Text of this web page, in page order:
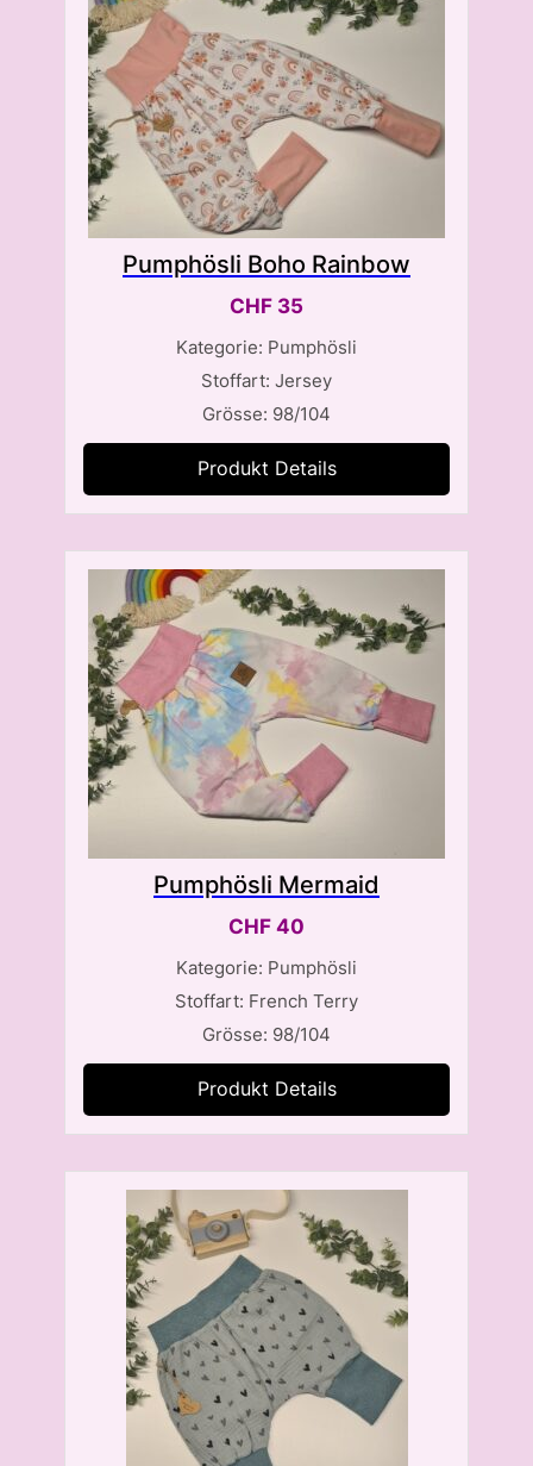
Pumphösli Boho Rainbow
CHF 35
Kategorie: Pumphösli
Stoffart: Jersey
Grösse: 98/104
Produkt Details
Pumphösli Mermaid
CHF 40
Kategorie: Pumphösli
Stoffart: French Terry
Grösse: 98/104
Produkt Details